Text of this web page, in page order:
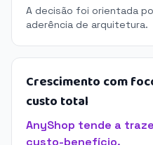
A decisão foi orientada
aderência de arquitetura.
Crescimento com
custo total
AnyShop tende a
custo-benefício.